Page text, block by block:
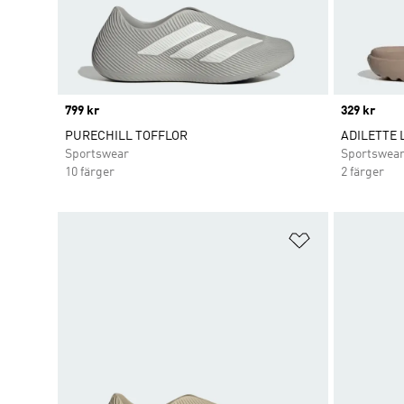
Price
799 kr
PURECHILL TOFFLOR
Sportswear
10 färger
Price
329 kr
ADILETTE
Sportswear
2 färger